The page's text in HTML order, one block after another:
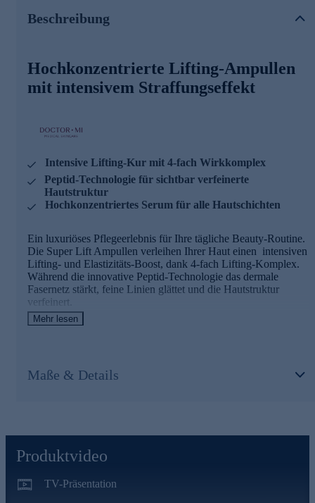
verfeinert sich spürbar.
Beschreibung
Hochkonzentrierte Lifting-Ampullen
mit intensivem Straffungseffekt
Intensive Lifting-Kur mit 4-fach Wirkkomplex
Peptid-Technologie für sichtbar verfeinerte
Hautstruktur
Hochkonzentriertes Serum für alle Hautschichten
Ein luxuriöses Pflegeerlebnis für Ihre tägliche Beauty-Routine.
Die Super Lift Ampullen verleihen Ihrer Haut einen intensiven
Lifting- und Elastizitäts-Boost, dank 4-fach Lifting-Komplex.
Während die innovative Peptid-Technologie das dermale
Fasernetz stärkt, feine Linien glättet und die Hautstruktur
verfeinert.
Die hochkonzentrierte, flüssige Textur zieht schnell ein und
versorgt alle Hautschichten mit wertvollen Wirkstoffen. Feine
Mehr lesen
Maße & Details
Produktvideo
TV-Präsentation